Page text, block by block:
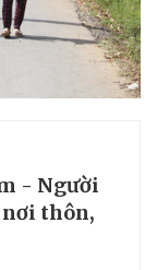
- Người
thôn,